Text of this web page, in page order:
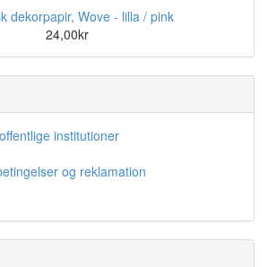
dekorpapir, Wove - lilla / pink
24,00kr
institutioner
og reklamation